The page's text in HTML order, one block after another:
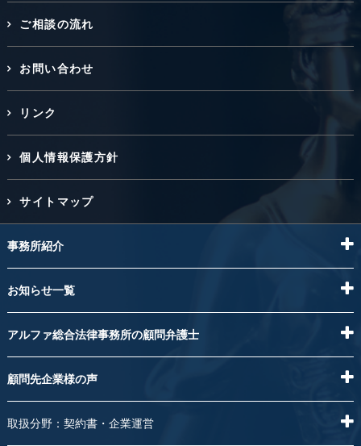
ご相談の流れ
お問い合わせ
リンク
個人情報保護方針
サイトマップ
事務所紹介
お知らせ一覧
アルファ総合法律事務所の顧問弁護士
顧問先企業様の声
取扱分野：契約書・企業運営